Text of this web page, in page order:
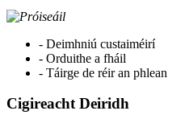
- Deimhniú custaiméirí
- Orduithe a fháil
- Táirge de réir an phlean
Cigireacht Deiridh